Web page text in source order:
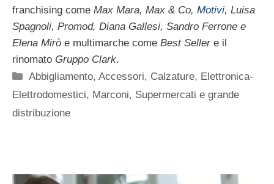
franchising come Max Mara, Max & Co, Motivi, Luisa
Spagnoli, Promod, Diana Gallesi, Sandro Ferrone e
Elena Mirò e multimarche come Best Sellere il
rinomato Gruppo Clark.
Categorie
Abbigliamento,Accessori, Calzature, Elettronica-
Elettrodomestici, Marconi, Supermercati e grande
distribuzione